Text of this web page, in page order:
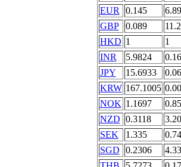
EUR
0.145
GBP
0.089
HKD 1
1
INR
5.9824
JPY
15.6933
KRW 167.1005
NOK 1.1697
NZD 0.3118
SEK
1.335
SGD
0.2306